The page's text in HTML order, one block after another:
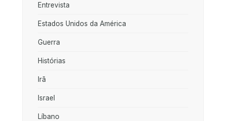
Entrevista
Estados Unidos da América
Guerra
Histórias
Irã
Israel
Líbano